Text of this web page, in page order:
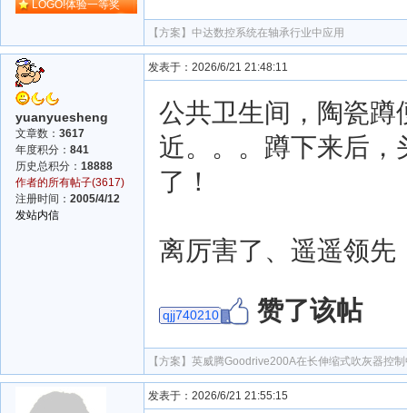
LOGO!体验一等奖
【方案】 中达数控系统在轴承行业中应用
yuanyuesheng
文章数： 3617
年度积分： 841
历史总积分： 18888
作者的所有帖子(3617)
注册时间： 2005/4/12
发站内信
发表于：2026/6/21 21:48:11
公共卫生间，陶瓷
近。。。蹲下来后
了！
离厉害了、遥遥领先
qjj740210 赞了该帖
【方案】 英威腾Goodrive200A在长伸缩式吹灰器控
发表于：2026/6/21 21:55:15